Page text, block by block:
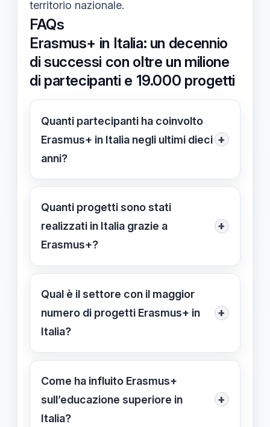
territorio nazionale.
FAQs
Erasmus+ in Italia: un decennio
di successi con oltre un milione
di partecipanti e 19.000 progetti
Quanti partecipanti ha coinvolto
Erasmus+ in Italia negli ultimi dieci
anni?
+
Erasmus+ ha coinvolto oltre un
milione di beneficiari in Italia tra il
2014 e il 2024, includendo studenti,
insegnanti e professionisti.
Quanti progetti sono stati
realizzati in Italia grazie a
Erasmus+?
+
Sono stati supportati circa 19.000
progetti in vari settori, tra mobilità,
cooperazione e inclusione sociale,
fino al 2024.
Qual è il settore con il maggior
numero di progetti Erasmus+ in
Italia?
+
Il settore dell’istruzione scolastica ha
realizzato circa 9.700 progetti,
coinvolgendo oltre 221.000 persone,
fino alla fine del 2023.
Come ha influito Erasmus+
sull’educazione superiore in
Italia?
+